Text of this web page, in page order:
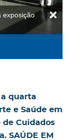
exposição
quarta
e Saúde em
de Cuidados
SAÚDE EM